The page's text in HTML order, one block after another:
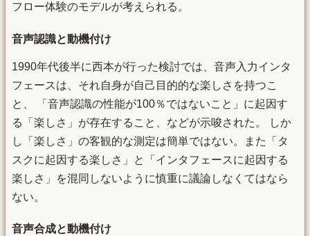
フロー体験のモデルが考えられる。
音声認識と動機付け
1990年代後半に西本が行った検討では、音声入力インタ
フェースは、それ自身が自己目的的な楽しさを持つこ
と、 「音声認識の性能が100％ではないこと」に起因す
る「楽しさ」が存在すること、などが示唆された。 しか
し「楽しさ」の客観的な測定は簡単ではない。また「タ
スクに起因する楽しさ」と「インタフェースに起因する
楽しさ」を混同しないように慎重に議論しなくてはなら
ない。
音声合成と動機付け